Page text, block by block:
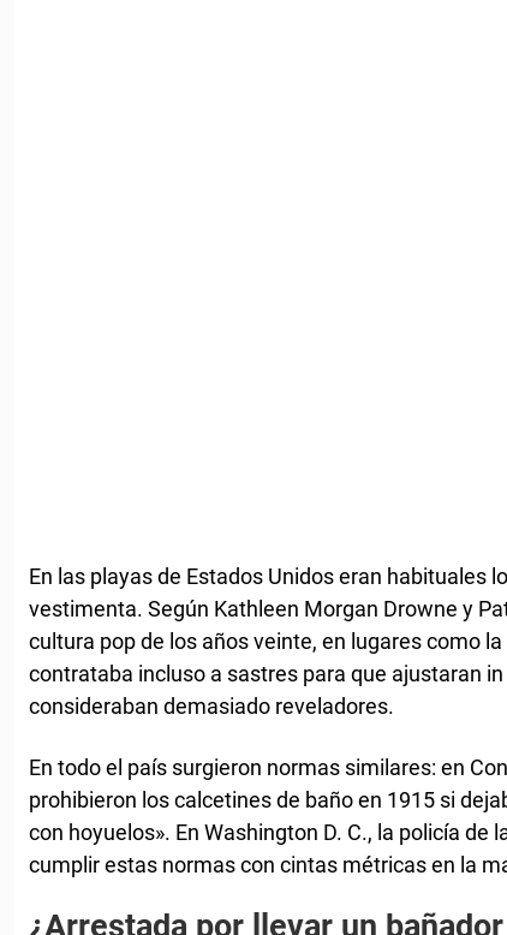
En las playas de Estados Unidos eran habituales
vestimenta. Según Kathleen Morgan Drowne y
cultura pop de los años veinte, en lugares como
contrataba incluso a sastres para que ajustaran
consideraban demasiado reveladores.
En todo el país surgieron normas similares: en
prohibieron los calcetines de baño en 1915 si
con hoyuelos». En Washington D. C., la policía de
cumplir estas normas con cintas métricas en la
¿Arrestada por llevar un